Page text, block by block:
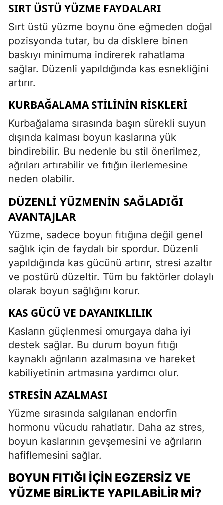
SIRT ÜSTÜ YÜZME FAYDALARI
Sırt üstü yüzme boynu öne eğmeden doğal
pozisyonda tutar, bu da disklere binen
baskıyı minimuma indirerek rahatlama
sağlar. Düzenli yapıldığında kas esnekliğini
artırır.
KURBAĞALAMA STILININ RISKLERI
Kurbağalama sırasında başın sürekli suyun
dışında kalması boyun kaslarına yük
bindirebilir. Bu nedenle bu stil önerilmez,
ağrıları artırabilir ve fıtığın ilerlemesine
neden olabilir.
DÜZENLI YÜZMENIN SAĞLADIĞI
AVANTAJLAR
Yüzme, sadece boyun fıtığına değil genel
sağlık için de faydalı bir spordur. Düzenli
yapıldığında kas gücünü artırır, stresi azaltır
ve postürü düzeltir. Tüm bu faktörler dolaylı
olarak boyun sağlığını korur.
KAS GÜCÜ VE DAYANIKLILIK
Kasların güçlenmesi omurgaya daha iyi
destek sağlar. Bu durum boyun fıtığı
kaynaklı ağrıların azalmasına ve hareket
kabiliyetinin artmasına yardımcı olur.
STRESIN AZALMASI
Yüzme sırasında salgılanan endorfin
hormonu vücudu rahatlatır. Daha az stres,
boyun kaslarının gevşemesini ve ağrıların
hafiflemesini sağlar.
BOYUN FITIĞI İÇIN EGZERSIZ VE
YÜZME BIRLIKTE YAPILABILIR MI?